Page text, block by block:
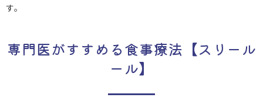
す。
専門医がすすめる食事療法【スリール
ール】